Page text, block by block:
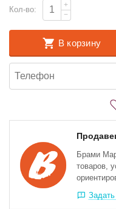
Кол-во:
+
−
В корзину
Брами
товаров,